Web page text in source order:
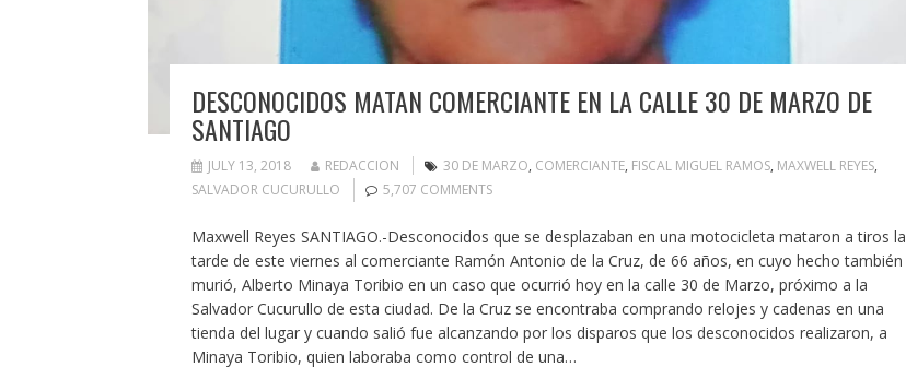
DESCONOCIDOS MATAN COMERCIANTE EN LA CALLE 30 DE MARZO DE
SANTIAGO
JULY 13, 2018 REDACCION 30 DE MARZO, COMERCIANTE, FISCAL MIGUEL RAMOS, MAXWELL REYES,
SALVADOR CUCURULLO
5,707 COMMENTS
Maxwell Reyes SANTIAGO.-Desconocidos que se desplazaban en una motocicleta mataron a tiros la
tarde de este viernes al comerciante Ramón Antonio de la Cruz, de 66 años, en cuyo hecho también
murió, Alberto Minaya Toribio en un caso que ocurrió hoy en la calle 30 de Marzo, próximo a la
Salvador Cucurullo de esta ciudad. De la Cruz se encontraba comprando relojes y cadenas en una
tienda del lugar y cuando salió fue alcanzando por los disparos que los desconocidos realizaron, a
Minaya Toribio, quien laboraba como control de una…